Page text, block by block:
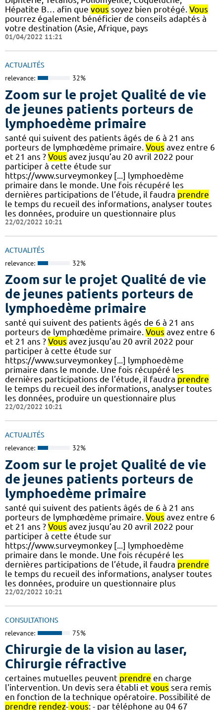
Hépatite B… afin que vous soyez bien protégé. Vous
pourrez également bénéficier de conseils adaptés à
votre destination (Asie, Afrique, pays
01/04/2022 11:21
ACTUALITÉS
relevance: 32%
Zoom sur le projet Qualité de vie
de jeunes patients porteurs de
lymphoedème primaire
santé qui suivent des patients âgés de 6 à 21 ans
porteurs de lymphœdème primaire. Vous avez entre 6
et 21 ans ? Vous avez jusqu’au 20 avril 2022 pour
participer à cette étude sur
https://www.surveymonkey [...] lymphoedème
primaire dans le monde. Une fois récupéré les
dernières participations de l’étude, il faudra prendre
le temps du recueil des informations, analyser toutes
les données, produire un questionnaire plus
22/02/2022 10:21
ACTUALITÉS
relevance: 32%
Zoom sur le projet Qualité de vie
de jeunes patients porteurs de
lymphoedème primaire
santé qui suivent des patients âgés de 6 à 21 ans
porteurs de lymphœdème primaire. Vous avez entre 6
et 21 ans ? Vous avez jusqu’au 20 avril 2022 pour
participer à cette étude sur
https://www.surveymonkey [...] lymphoedème
primaire dans le monde. Une fois récupéré les
dernières participations de l’étude, il faudra prendre
le temps du recueil des informations, analyser toutes
les données, produire un questionnaire plus
22/02/2022 10:21
ACTUALITÉS
relevance: 32%
Zoom sur le projet Qualité de vie
de jeunes patients porteurs de
lymphoedème primaire
santé qui suivent des patients âgés de 6 à 21 ans
porteurs de lymphœdème primaire. Vous avez entre 6
et 21 ans ? Vous avez jusqu’au 20 avril 2022 pour
participer à cette étude sur
https://www.surveymonkey [...] lymphoedème
primaire dans le monde. Une fois récupéré les
dernières participations de l’étude, il faudra prendre
le temps du recueil des informations, analyser toutes
les données, produire un questionnaire plus
22/02/2022 10:21
CONSULTATIONS
relevance: 75%
Chirurgie de la vision au laser,
Chirurgie réfractive
certaines mutuelles peuvent prendre en charge
l'intervention. Un devis sera établi et vous sera remis
en fonction de la technique opératoire. Possibilité de
prendre rendez- vous: - par téléphone au 04 67